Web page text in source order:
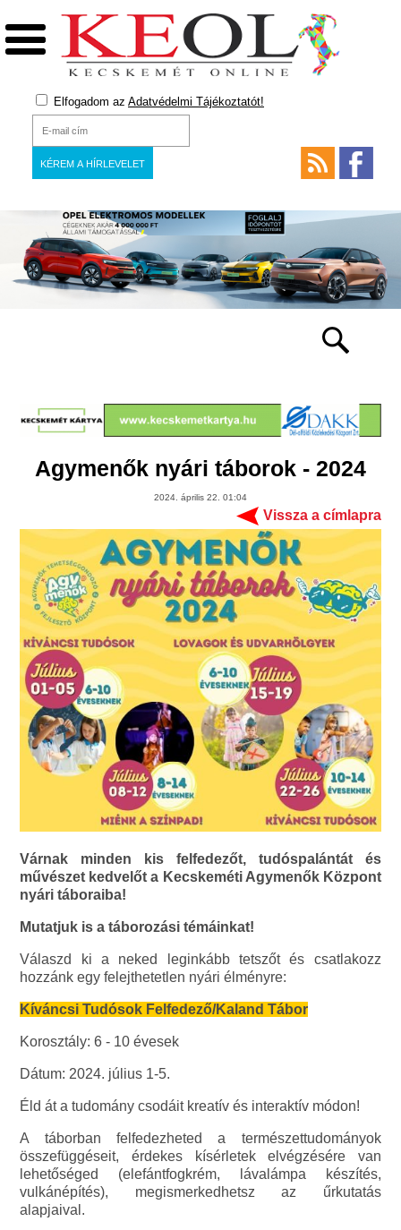
Elfogadom az Adatvédelmi Tájékoztatót!
Agymenők nyári táborok - 2024
2024. április 22. 01:04
Vissza a címlapra
Várnak minden kis felfedezőt, tudóspalántát és
művészet kedvelőt a Kecskeméti Agymenők Központ
nyári táboraiba!
Mutatjuk is a táborozási témáinkat!
Válaszd ki a neked leginkább tetszőt és csatlakozz
hozzánk egy felejthetetlen nyári élményre:
Kíváncsi Tudósok Felfedező/Kaland Tábor
Korosztály: 6 - 10 évesek
Dátum: 2024. július 1-5.
Éld át a tudomány csodáit kreatív és interaktív módon!
A táborban felfedezheted a természettudományok
összefüggéseit, érdekes kísérletek elvégzésére van
lehetőséged (elefántfogkrém, lávalámpa készítés,
vulkánépítés), megismerkedhetsz az űrkutatás
alapjaival.